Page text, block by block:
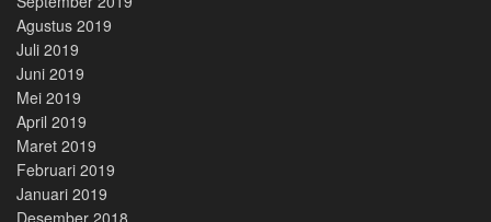
Agustus 2019
Juli 2019
Juni 2019
Mei 2019
April 2019
Maret 2019
Februari 2019
Januari 2019
Desember 2018